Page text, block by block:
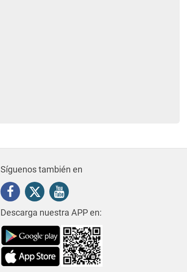
Síguenos también en
Descarga nuestra APP en: